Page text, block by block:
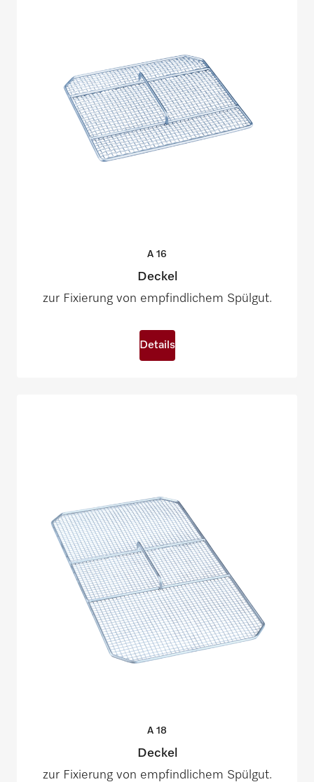
A 16
Deckel
zur Fixierung von empfindlichem Spülgut.
Details
A 18
Deckel
zur Fixierung von empfindlichem Spülgut.